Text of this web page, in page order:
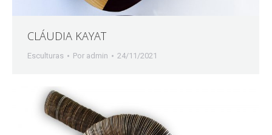
CLÁUDIA KAYAT
Esculturas Por admin 24/11/2021